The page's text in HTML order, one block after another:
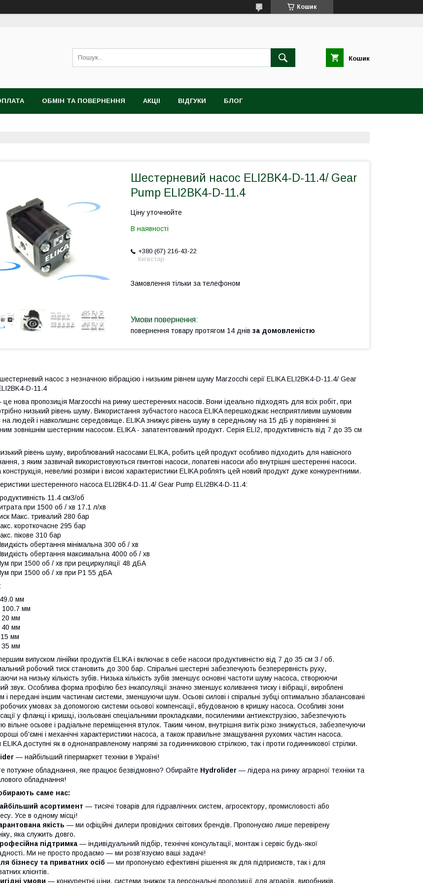
Кошик
Кошик
ОБМІН ТА ПОВЕРНЕННЯ АКЦІІ ВІДГУКИ БЛОГ
Шестерневий насос ELI2BK4-D-11.4/ Gear
Pump ELI2BK4-D-11.4
Ціну уточнюйте
В наявності
+380 (67) 216-43-22
Київстар
Замовлення тільки за телефоном
повернення товару протягом 14 днів за домовленістю
насос з незначною вібрацією і низьким рівнем шуму Marzocchi серії ELIKA ELI2BK4-D-11.4/ Gear
D-11.4
це нова пропозиція Marzocchi на ринку шестеренних насосів. Вони ідеально підходять для всіх робіт, при
низький рівень шуму. Використання зубчастого насоса ELIKA перешкоджає несприятливим шумовим
на людей і навколишнє середовище. ELIKA знижує рівень шуму в середньому на 15 дБ у порівнянні зі
зовнішнім шестерним насосом. ELIKA - запатентований продукт. Серія ELI2, продуктивність від 7 до 35 см
рівень шуму, вироблюваний насосами ELIKA, робить цей продукт особливо підходить для навісного
з яким зазвичай використовуються гвинтові насоси, лопатеві насоси або внутрішні шестеренні насоси.
невеликі розміри і високі характеристики ELIKA роблять цей новий продукт дуже конкурентними.
шестеренного насоса ELI2BK4-D-11.4/ Gear Pump ELI2BK4-D-11.4:
11.4 см3/об
при 1500 об / хв 17.1 л/хв
Макс. тривалий 280 бар
короткочасне 295 бар
пікове 310 бар
обертання мінімальна 300 об / хв
обертання максимальна 4000 об / хв
при 1500 об / хв при рециркуляції 48 дБА
при 1500 об / хв при P1 55 дБА
мм
100.7 мм
20 мм
40 мм
мм
35 мм
випуском лінійки продуктів ELIKA і включає в себе насоси продуктивністю від 7 до 35 см 3 / об.
робочий тиск становить до 300 бар. Спіральні шестерні забезпечують безперервність руху,
на низьку кількість зубів. Низька кількість зубів зменшує основні частоти шуму насоса, створюючи
звук. Особлива форма профілю без інкапсуляції значно зменшує коливання тиску і вібрації, вироблені
і передані іншим частинам системи, зменшуючи шум. Осьові силові і спіральні зубці оптимально збалансовані
робочих умовах за допомогою системи осьової компенсації, вбудованою в кришку насоса. Особливі зони
у фланці і кришці, ізольовані спеціальними прокладками, посиленими антиекструзією, забезпечують
вільне осьове і радіальне переміщення втулок. Таким чином, внутрішня витік різко знижується, забезпечуючи
об'ємні і механічні характеристики насоса, а також правильне змащування рухомих частин насоса.
доступні як в однонаправленому напрямі за годинниковою стрілкою, так і проти годинникової стрілки.
— найбільший гіпермаркет техніки в Україні!
потужне обладнання, яке працює безвідмовно? Обирайте Hydrolider — лідера на ринку аграрної техніки та
обладнання!
саме нас:
асортимент — тисячі товарів для гідравлічних систем, агросектору, промисловості або
Усе в одному місці!
якість — ми офіційні дилери провідних світових брендів. Пропонуємо лише перевірену
яка служить довго.
підтримка — індивідуальний підбір, технічні консультації, монтаж і сервіс будь-якої
Ми не просто продаємо — ми розв’язуємо ваші задачі!
бізнесу та приватних осіб — ми пропонуємо ефективні рішення як для підприємств, так і для
клієнтів.
умови — конкурентні ціни, системи знижок та персональні пропозиції для аграріїв, виробників,